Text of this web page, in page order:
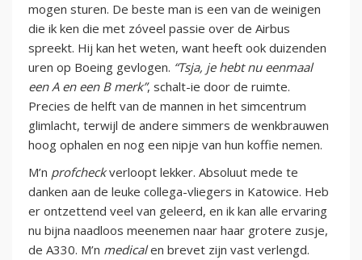
mogen sturen. De beste man is een van de weinigen
die ik ken die met zóveel passie over de Airbus
spreekt. Hij kan het weten, want heeft ook duizenden
uren op Boeing gevlogen. “Tsja, je hebt nu eenmaal
een A en een B merk”, schalt-ie door de ruimte.
Precies de helft van de mannen in het simcentrum
glimlacht, terwijl de andere simmers de wenkbrauwen
hoog ophalen en nog een nipje van hun koffie nemen.
M’n profcheckverloopt lekker. Absoluut mede te
danken aan de leuke collega-vliegers in Katowice. Heb
er ontzettend veel van geleerd, en ik kan alle ervaring
nu bijna naadloos meenemen naar haar grotere zusje,
de A330. M’n medicalen brevet zijn vast verlengd.